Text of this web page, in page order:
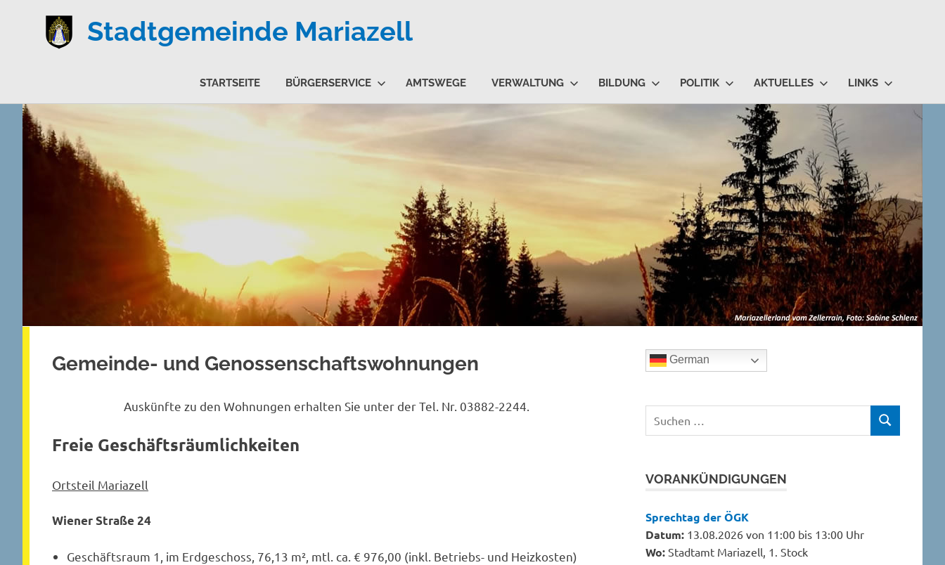
Inhalt
springen
Stadtgemeinde Mariazell
STARTSEITE BÜRGERSERVICE AMTSWEGE VERWALTUNG BILDUNG POLITIK AKTUELLES LINKS
Gemeinde- und Genossenschaftswohnungen
Auskünfte zu den Wohnungen erhalten Sie unter der Tel. Nr. 03882-2244.
Freie Geschäftsräumlichkeiten
Ortsteil Mariazell
Wiener Straße 24
Geschäftsraum 1, im Erdgeschoss, 76,13 m², mtl. ca. € 976,00 (inkl. Betriebs- und Heizkosten)
German
Suchen
SUCHEN
VORANKÜNDIGUNGEN
Sprechtag der ÖGK
Datum: 13.08.2026 von 11:00 bis 13:00 Uhr
Wo: Stadtamt Mariazell, 1. Stock